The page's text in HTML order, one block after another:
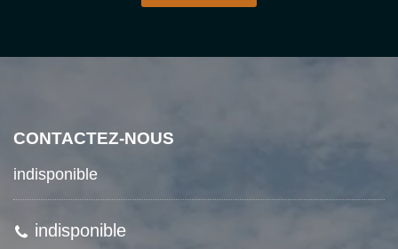
CONTACTEZ-NOUS
indisponible
indisponible